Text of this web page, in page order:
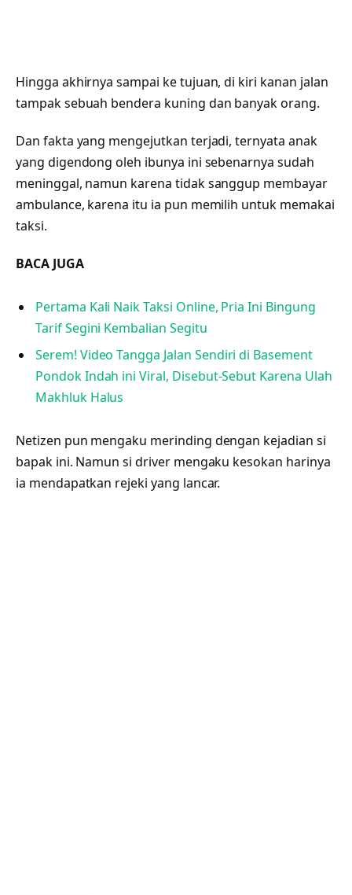
Hingga akhirnya sampai ke tujuan, di kiri kanan jalan
tampak sebuah bendera kuning dan banyak orang.
Dan fakta yang mengejutkan terjadi, ternyata anak
yang digendong oleh ibunya ini sebenarnya sudah
meninggal, namun karena tidak sanggup membayar
ambulance, karena itu ia pun memilih untuk memakai
taksi.
BACA JUGA
Pertama Kali Naik Taksi Online, Pria Ini Bingung
Tarif Segini Kembalian Segitu
Serem! Video Tangga Jalan Sendiri di Basement
Pondok Indah ini Viral, Disebut-Sebut Karena Ulah
Makhluk Halus
Netizen pun mengaku merinding dengan kejadian si
bapak ini. Namun si driver mengaku kesokan harinya
ia mendapatkan rejeki yang lancar.